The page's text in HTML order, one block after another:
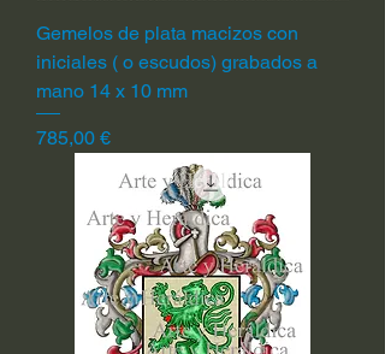
Gemelos de plata macizos con
iniciales ( o escudos) grabados a
mano 14 x 10 mm
Precio
785,00 €